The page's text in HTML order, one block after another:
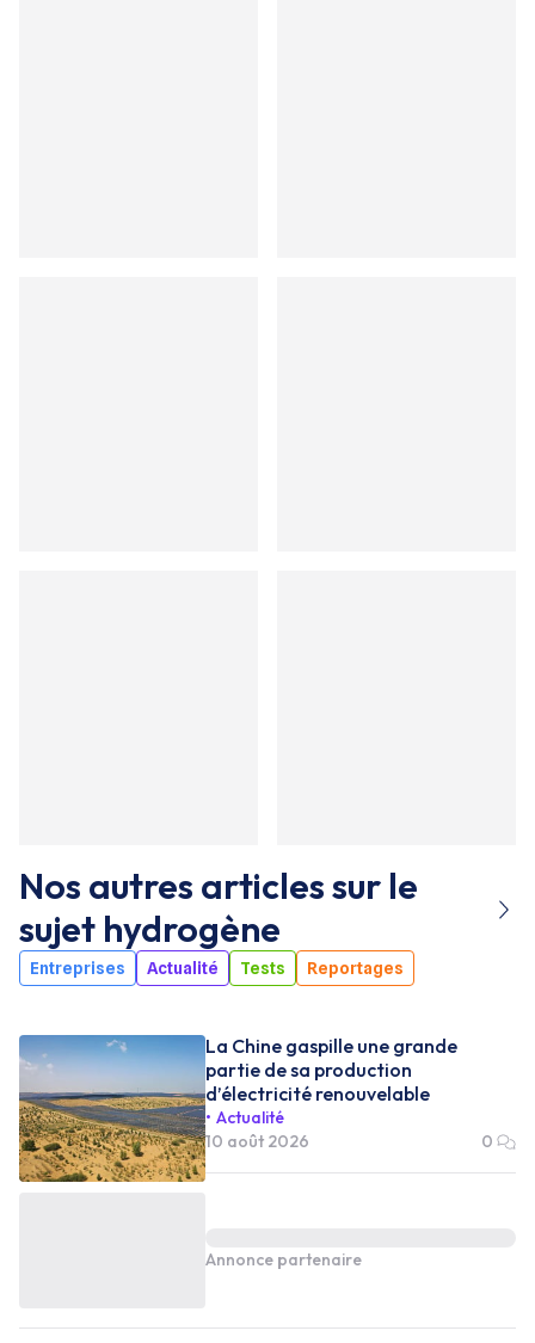
Nos autres articles sur le
sujet hydrogène
Entreprises Actualité Tests Reportages
La Chine gaspille une grande
partie de sa production
d’électricité renouvelable
Actualité
10 août 2026
0
Annonce partenaire